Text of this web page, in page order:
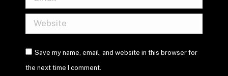
Website
Save my name, email, and website in this browser for
the next time I comment.